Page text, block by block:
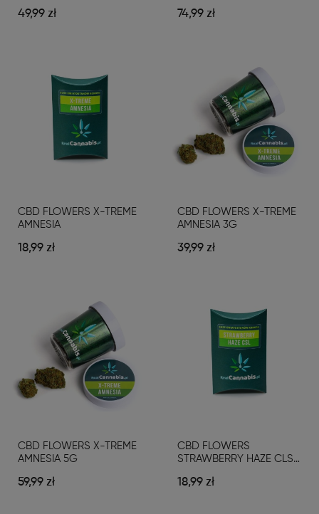
49,99 zł 74,99 zł
CBD FLOWERS X-TREME
AMNESIA
18,99 zł
CBD FLOWERS X-TREME
AMNESIA 3G
39,99 zł
CBD FLOWERS X-TREME
AMNESIA 5G
59,99 zł
CBD FLOWERS
STRAWBERRY HAZE CLS
18,99 zł